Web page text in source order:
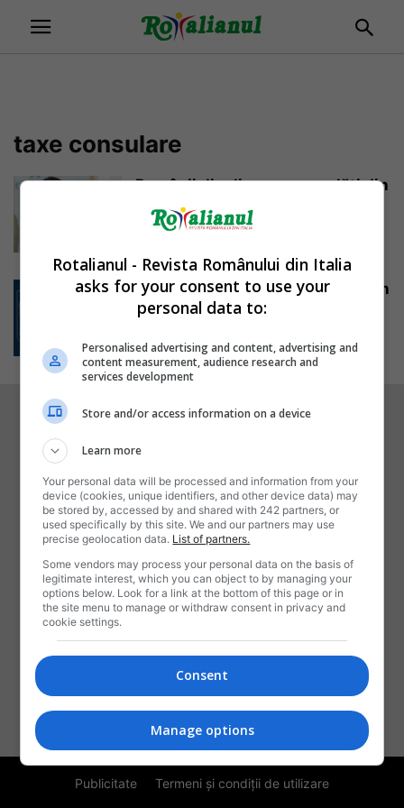
taxe consulare
Românii din diaspora vor plăti din
nou taxe consulare: „Nu mai...
Mihai Diaconu - 23/07/2025
Anunțul Ambasadei României din
Italia referitor la legea care
Mihai Diaconu - 31/01/2017
DESPRE NOI
Rotalianu-i o revistă,
Când mai veselă, când tristă,
Ce ne spune câte-o snoavă,
Numai să trăim ca frați,
Publicitate Termeni și condiții de utilizare
Rotalianul - Revista Românului din Italia
asks for your consent to use your
personal data to:
Personalised advertising and content, advertising and
content measurement, audience research and
services development
Store and/or access information on a device
Learn more
Your personal data will be processed and information from your
device (cookies, unique identifiers, and other device data) may
be stored by, accessed by and shared with 242 partners, or
used specifically by this site. We and our partners may use
precise geolocation data. List of partners.
Some vendors may process your personal data on the basis of
legitimate interest, which you can object to by managing your
options below. Look for a link at the bottom of this page or in
the site menu to manage or withdraw consent in privacy and
cookie settings.
Consent
Manage options